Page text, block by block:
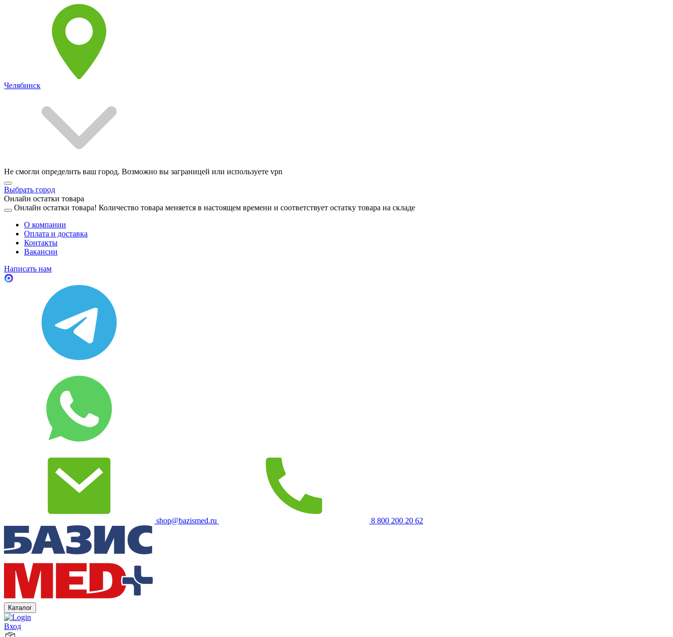
Челябинск
Не смогли определить ваш город. Возможно вы заграницей или используете vpn
Выбрать город
Онлайн остатки товара
Онлайн остатки товара! Количество товара меняется в настоящем времени и соответствует остатку товара на складе
О компании
Оплата и доставка
Контакты
Вакансии
Написать нам
shop@bazismed.ru 8 800 200 20 62
Каталог
Вход